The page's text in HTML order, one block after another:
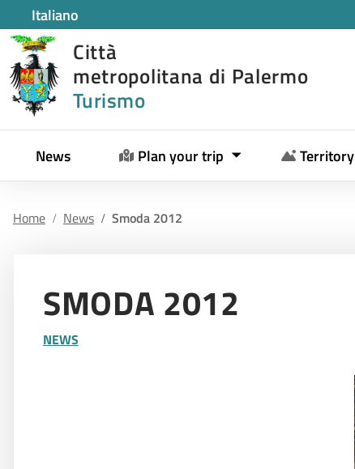
Italiano
Città
metropolitana di Palermo
Turismo
News Plan your trip Territory
Home News Smoda 2012
SMODA 2012
NEWS